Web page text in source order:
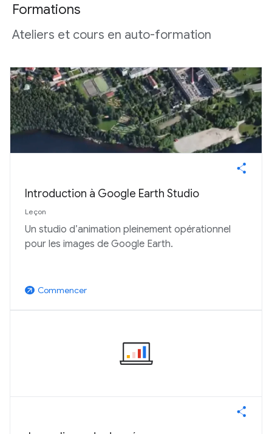
Formations
Ateliers et cours en auto-formation
Introduction à Google Earth Studio
Leçon
Un studio d’animation pleinement opérationnel
pour les images de Google Earth.
arrow_outward Commencer